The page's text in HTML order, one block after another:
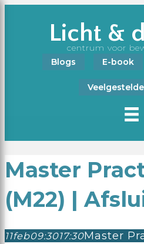
Licht &
centrum voor
Blogs
E-book
Master
(M22) |
11feb09:3017:30Master